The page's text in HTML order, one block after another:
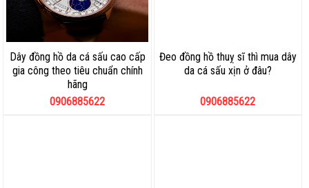
Dây đồng hồ da cá sấu cao cấp
gia công theo tiêu chuẩn chính
hãng
0906885622
Đeo đồng hồ thuỵ sĩ thì mua dây
da cá sấu xịn ở đâu?
0906885622